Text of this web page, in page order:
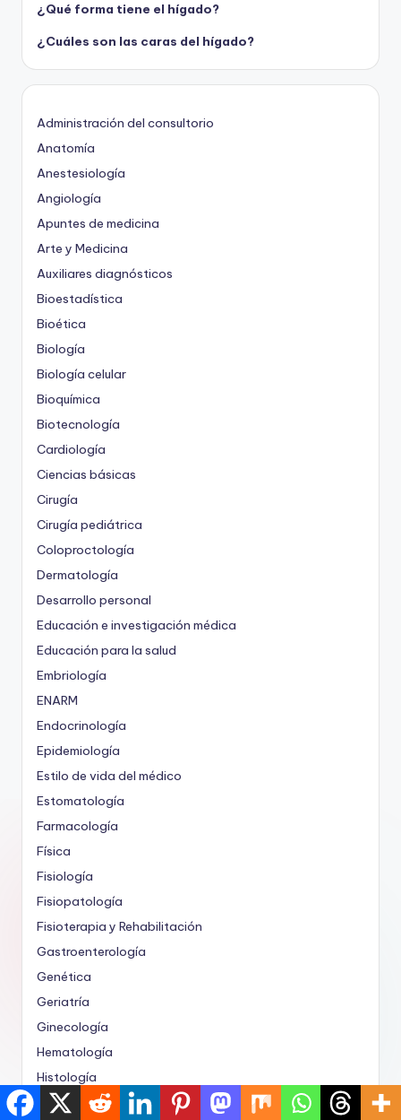
¿Qué forma tiene el hígado?
¿Cuáles son las caras del hígado?
Administración del consultorio
Anatomía
Anestesiología
Angiología
Apuntes de medicina
Arte y Medicina
Auxiliares diagnósticos
Bioestadística
Bioética
Biología
Biología celular
Bioquímica
Biotecnología
Cardiología
Ciencias básicas
Cirugía
Cirugía pediátrica
Coloproctología
Dermatología
Desarrollo personal
Educación e investigación médica
Educación para la salud
Embriología
ENARM
Endocrinología
Epidemiología
Estilo de vida del médico
Estomatología
Farmacología
Física
Fisiología
Fisiopatología
Fisioterapia y Rehabilitación
Gastroenterología
Genética
Geriatría
Ginecología
Hematología
Histología
Historia de la Medicina